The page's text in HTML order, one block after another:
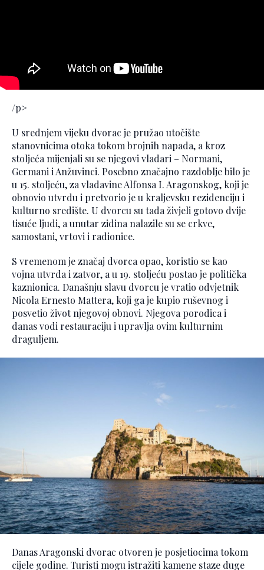
/p>
U srednjem vijeku dvorac je pružao utočište
stanovnicima otoka tokom brojnih napada, a kroz
stoljeća mijenjali su se njegovi vladari – Normani,
Germani i Anžuvinci. Posebno značajno razdoblje bilo je
u 15. stoljeću, za vladavine Alfonsa I. Aragonskog, koji je
obnovio utvrdu i pretvorio je u kraljevsku rezidenciju i
kulturno središte. U dvorcu su tada živjeli gotovo dvije
tisuće ljudi, a unutar zidina nalazile su se crkve,
samostani, vrtovi i radionice.
S vremenom je značaj dvorca opao, koristio se kao
vojna utvrda i zatvor, a u 19. stoljeću postao je politička
kaznionica. Današnju slavu dvorcu je vratio odvjetnik
Nicola Ernesto Mattera, koji ga je kupio ruševnog i
posvetio život njegovoj obnovi. Njegova porodica i
danas vodi restauraciju i upravlja ovim kulturnim
draguljem.
Danas Aragonski dvorac otvoren je posjetiocima tokom
cijele godine. Turisti mogu istražiti kamene staze duge